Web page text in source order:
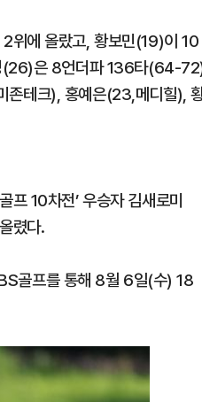
위에 올랐고, 황보민(19)이 10
(26)은 8언더파 136타(64-
테크), 홍예은(23,메디힐),
10차전’ 우승자 김새로미
렸다.
골프를 통해 8월 6일(수) 18